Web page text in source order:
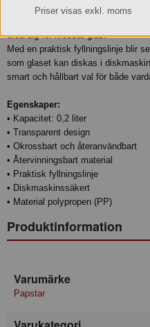
hållbarhet. Det transparenta
oroa dig för krossat glas.
Med en praktisk fyllningslinje blir
som glaset kan diskas i
smart och hållbart val för både
Egenskaper:
• Kapacitet: 0,2 liter
• Transparent design
• Okrossbart och återanvändbart
• Återvinningsbart material
• Praktisk fyllningslinje
• Diskmaskinssäkert
• Material polypropen (PP)
Produktinformation
Varumärke
Papstar
Priser visas exkl. moms